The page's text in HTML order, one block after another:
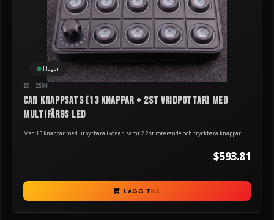
I lager
ID: 2504
CAN knappsats (13 knappar + 2st vridpottar) med
multifärgs LED
Med 13 knappar med utbytbara ikoner, samt 2 2st roterande och tryckbara knappar.
$593.81
LÄGG TILL